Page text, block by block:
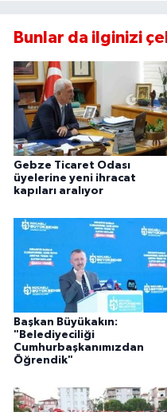
Bunlar da ilginizi
Gebze Ticaret Odası
üyelerine yeni ihracat
kapıları aralıyor
Başkan Büyükakın:
"Belediyeciliği
Cumhurbaşkanımızdan
Öğrendik"